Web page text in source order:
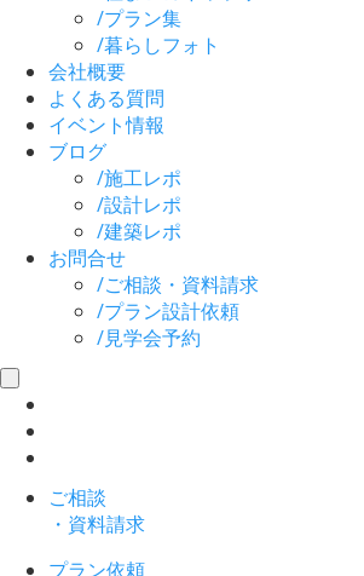
/プラン集
/暮らしフォト
会社概要
よくある質問
イベント情報
ブログ
/施工レポ
/設計レポ
/建築レポ
お問合せ
/ご相談・資料請求
/プラン設計依頼
/見学会予約
toggle
navigation
ご相談
・資料請求
プラン依頼